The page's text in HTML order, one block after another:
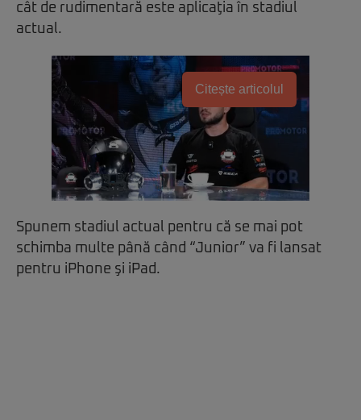
cât de rudimentară este aplicaţia în stadiul
actual.
Citește articolul
Spunem stadiul actual pentru că se mai pot
schimba multe până când “Junior” va fi lansat
pentru iPhone şi iPad.